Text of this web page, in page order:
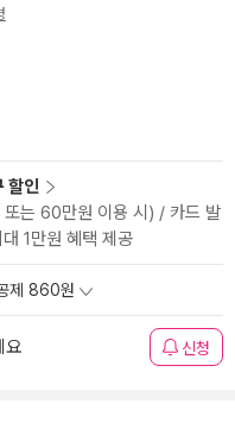
할인
는 60만원 이용 시) / 카드 발
1만원 혜택 제공
제 860원
요 신청